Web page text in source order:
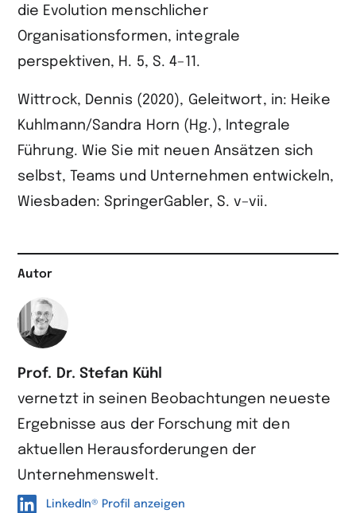
die Evolution menschlicher
Organisationsformen, integrale
perspektiven, H. 5, S. 4–11.
Wittrock, Dennis (2020), Geleitwort, in: Heike
Kuhlmann/Sandra Horn (Hg.), Integrale
Führung. Wie Sie mit neuen Ansätzen sich
selbst, Teams und Unternehmen entwickeln,
Wiesbaden: SpringerGabler, S. v–vii.
Autor
Prof. Dr. Stefan Kühl
vernetzt in seinen Beobachtungen neueste
Ergebnisse aus der Forschung mit den
aktuellen Herausforderungen der
Unternehmenswelt.
LinkedIn® Profil anzeigen